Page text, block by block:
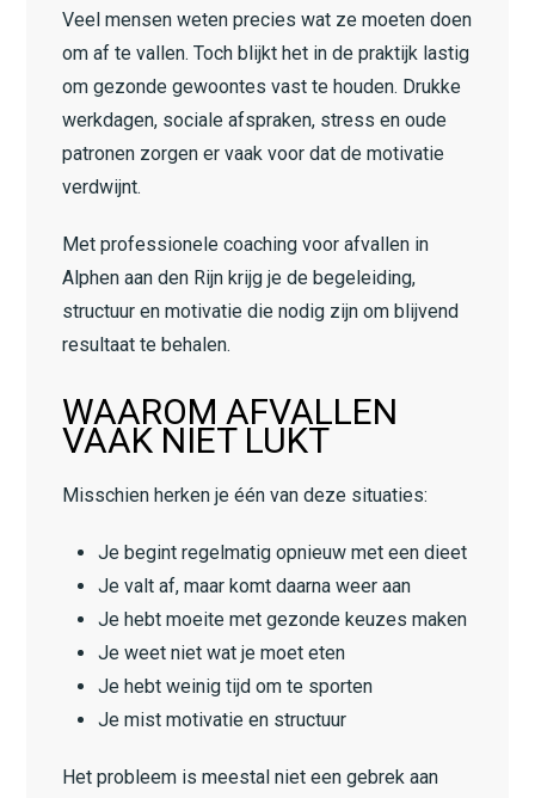
Veel mensen weten precies wat ze moeten doen
om af te vallen. Toch blijkt het in de praktijk lastig
om gezonde gewoontes vast te houden. Drukke
werkdagen, sociale afspraken, stress en oude
patronen zorgen er vaak voor dat de motivatie
verdwijnt.
Met professionele coaching voor afvallen in
Alphen aan den Rijn krijg je de begeleiding,
structuur en motivatie die nodig zijn om blijvend
resultaat te behalen.
WAAROM AFVALLEN
VAAK NIET LUKT
Misschien herken je één van deze situaties:
Je begint regelmatig opnieuw met een dieet
Je valt af, maar komt daarna weer aan
Je hebt moeite met gezonde keuzes maken
Je weet niet wat je moet eten
Je hebt weinig tijd om te sporten
Je mist motivatie en structuur
Het probleem is meestal niet een gebrek aan